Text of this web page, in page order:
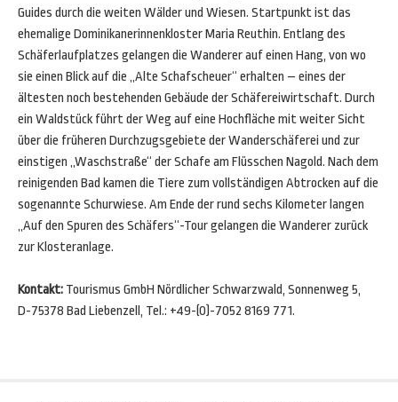
Guides durch die weiten Wälder und Wiesen. Startpunkt ist das
ehemalige Dominikanerinnenkloster Maria Reuthin. Entlang des
Schäferlaufplatzes gelangen die Wanderer auf einen Hang, von wo
sie einen Blick auf die „Alte Schafscheuer“ erhalten – eines der
ältesten noch bestehenden Gebäude der Schäfereiwirtschaft. Durch
ein Waldstück führt der Weg auf eine Hochfläche mit weiter Sicht
über die früheren Durchzugsgebiete der Wanderschäferei und zur
einstigen „Waschstraße“ der Schafe am Flüsschen Nagold. Nach dem
reinigenden Bad kamen die Tiere zum vollständigen Abtrocken auf die
sogenannte Schurwiese. Am Ende der rund sechs Kilometer langen
„Auf den Spuren des Schäfers“-Tour gelangen die Wanderer zurück
zur Klosteranlage.
Kontakt: Tourismus GmbH Nördlicher Schwarzwald, Sonnenweg 5,
D-75378 Bad Liebenzell, Tel.: +49-(0)-7052 8169 771.